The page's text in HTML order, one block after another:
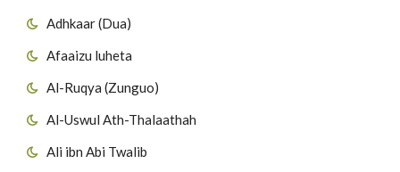
Adhkaar (Dua)
Afaaizu luheta
Al-Ruqya (Zunguo)
Al-Uswul Ath-Thalaathah
Ali ibn Abi Twalib